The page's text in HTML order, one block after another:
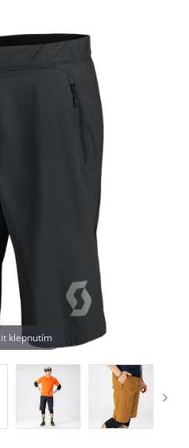
klepnutím